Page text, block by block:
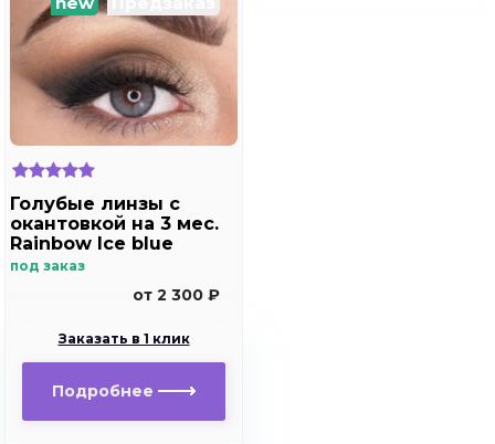
Голубые линзы с
окантовкой на 3 мес.
Rainbow Ice blue
под заказ
от 2 300 ₽
Заказать в 1 клик
Подробнее